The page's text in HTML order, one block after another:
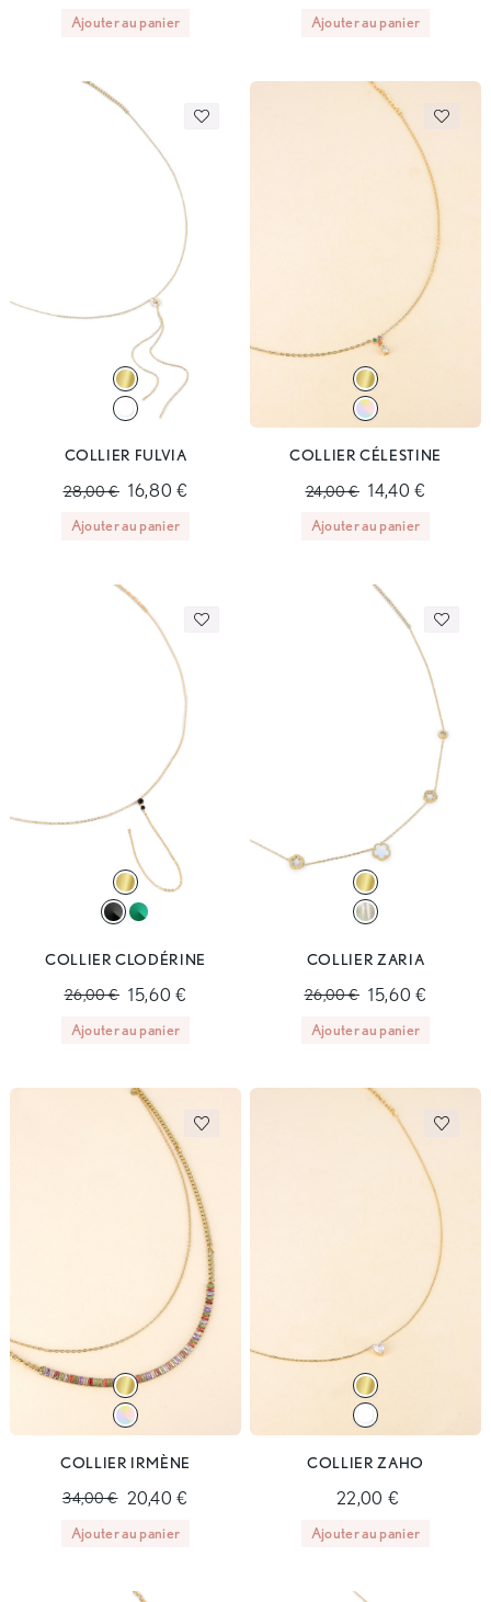
Ajouter au panier Ajouter au panier
COLLIER FULVIA
28,00 € 16,80 €
Ajouter au panier
COLLIER CÉLESTINE
24,00 € 14,40 €
Ajouter au panier
COLLIER CLODÉRINE
26,00 € 15,60 €
Ajouter au panier
COLLIER ZARIA
26,00 € 15,60 €
Ajouter au panier
COLLIER IRMÈNE
34,00 € 20,40 €
Ajouter au panier
COLLIER ZAHO
22,00 €
Ajouter au panier